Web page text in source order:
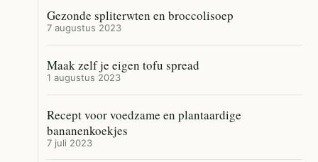
Gezonde spliterwten en broccolisoep
7 augustus 2023
Maak zelf je eigen tofu spread
1 augustus 2023
Recept voor voedzame en plantaardige
bananenkoekjes
7 juli 2023